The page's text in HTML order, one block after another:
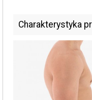
Charakterystyka